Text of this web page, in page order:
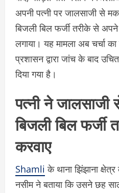
अपनी पत्नी पर जालसाजी से
बिजली बिल फर्जी तरीके से
लगाया। यह मामला अब चर्चा
प्रशासन द्वारा जांच के बाद
दिया गया है।
पत्नी ने
बिजली बिल
करवाए
Shamli के थाना झिंझाना
नसीम ने बताया कि उसने छह